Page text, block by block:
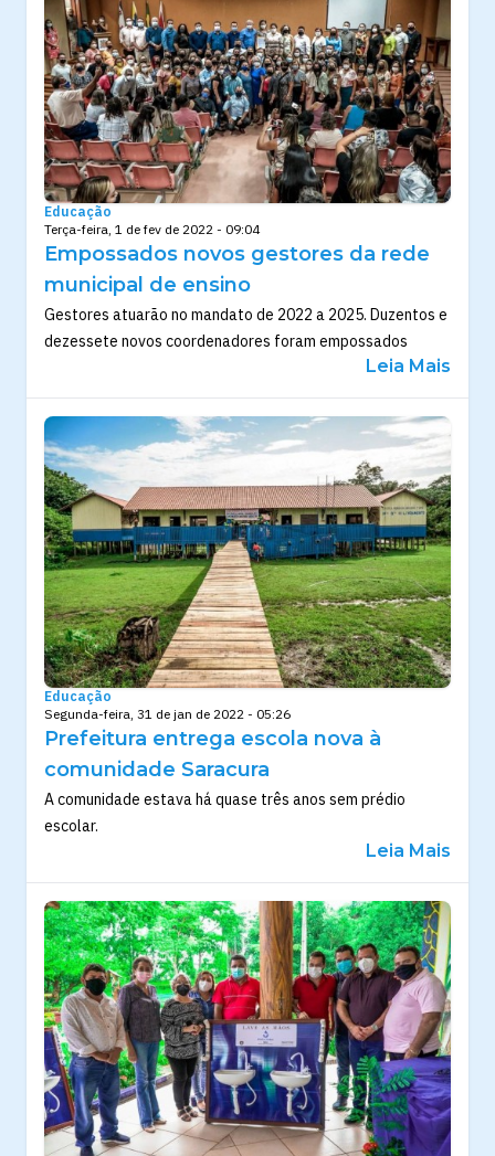
Educação
Terça-feira, 1 de fev de 2022 - 09:04
Empossados novos gestores da rede
municipal de ensino
Gestores atuarão no mandato de 2022 a 2025. Duzentos e
dezessete novos coordenadores foram empossados
Leia Mais
Educação
Segunda-feira, 31 de jan de 2022 - 05:26
Prefeitura entrega escola nova à
comunidade Saracura
A comunidade estava há quase três anos sem prédio
escolar.
Leia Mais